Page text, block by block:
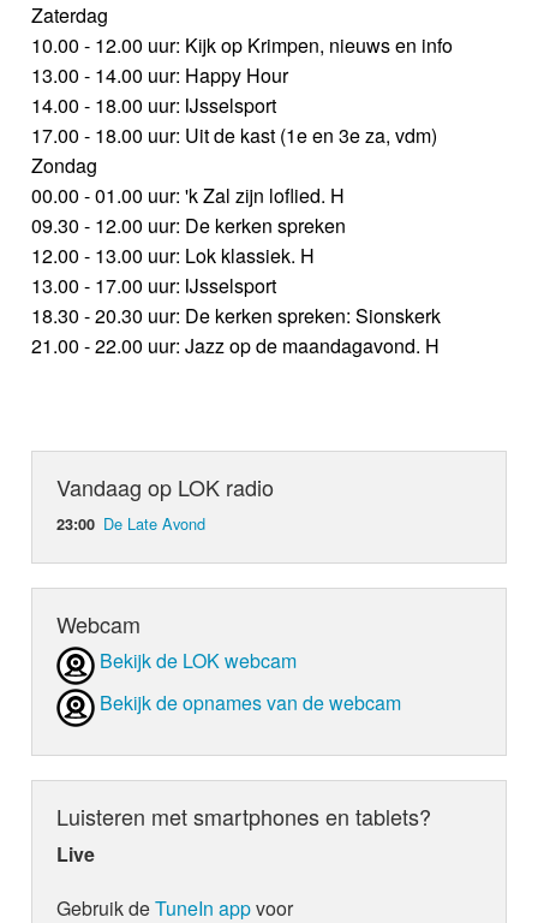
Zaterdag
10.00 - 12.00 uur: Kijk op Krimpen, nieuws en info
13.00 - 14.00 uur: Happy Hour
14.00 - 18.00 uur: IJsselsport
17.00 - 18.00 uur: Uit de kast (1e en 3e za, vdm)
Zondag
00.00 - 01.00 uur: 'k Zal zijn loflied. H
09.30 - 12.00 uur: De kerken spreken
12.00 - 13.00 uur: Lok klassiek. H
13.00 - 17.00 uur: IJsselsport
18.30 - 20.30 uur: De kerken spreken: Sionskerk
21.00 - 22.00 uur: Jazz op de maandagavond. H
Vandaag op LOK radio
23:00 De Late Avond
Webcam
Bekijk de LOK webcam
Bekijk de opnames van de webcam
Luisteren met smartphones en tablets?
Live
Gebruik deTuneIn appvoor